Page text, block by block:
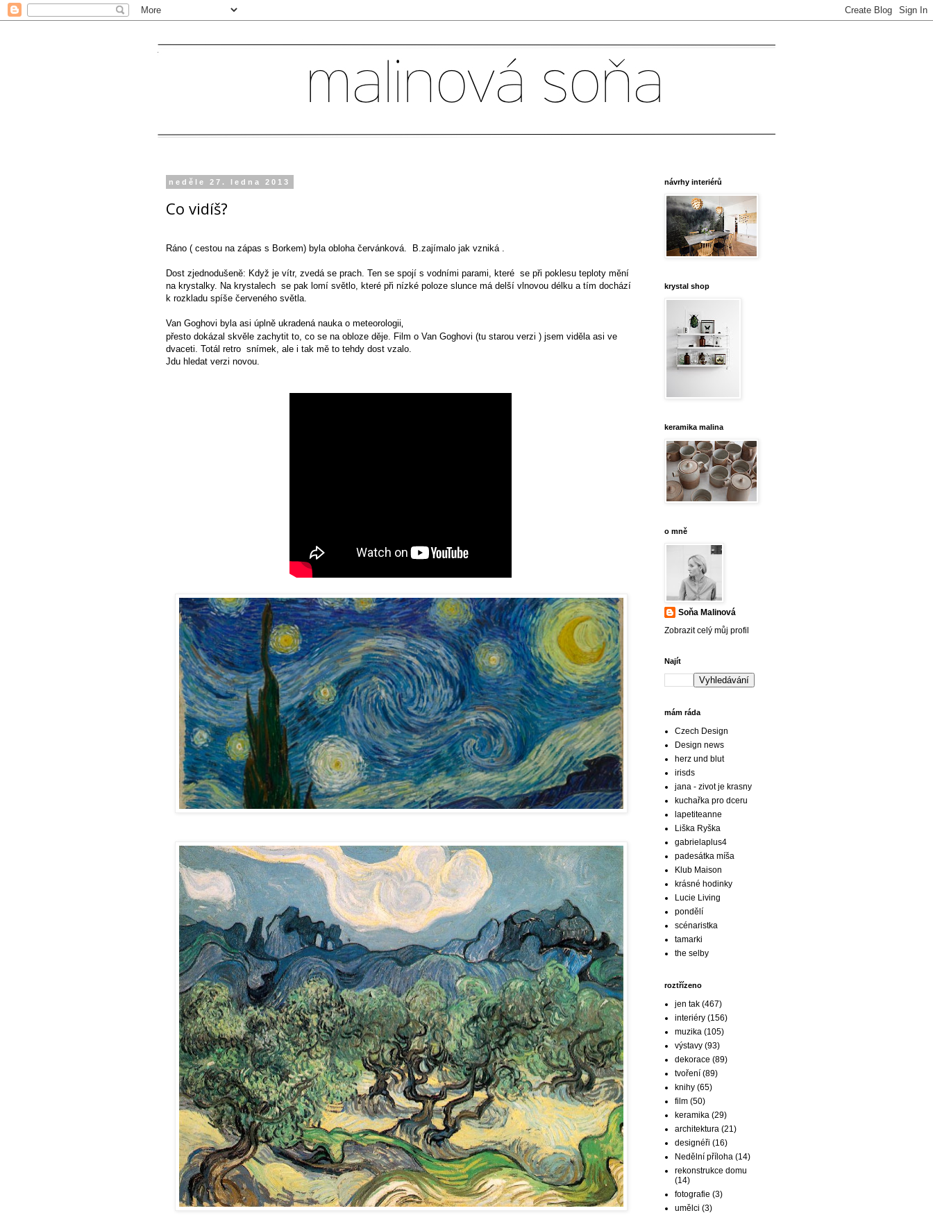
neděle 27. ledna 2013
Co vidíš?
Ráno ( cestou na zápas s Borkem) byla obloha červánková. B.zajímalo jak vzniká .
Dost zjednodušeně: Když je vítr, zvedá se prach. Ten se spojí s vodními parami, které se při poklesu teploty mění
na krystalky. Na krystalech se pak lomí světlo, které při nízké poloze slunce má delší vlnovou délku a tím dochází
k rozkladu spíše červeného světla.
Van Goghovi byla asi úplně ukradená nauka o meteorologii
přesto dokázal skvěle zachytit to, co se na obloze děje. Film o Van Goghovi (tu starou verzi ) jsem viděla asi ve
dvaceti. Totál retro snímek, ale i tak mě to tehdy dost vzalo.
Jdu hledat verzi novou
návrhy interiérů
krystal shop
keramika malina
o mně
Soňa Malinová
Zobrazit celý můj profil
Najít
mám ráda
Czech Design
Design news
herz und blut
irisds
jana - zivot je krasny
kuchařka pro dceru
lapetiteanne
Liška Ryška
gabrielaplus4
padesátka míša
Klub Maison
krásné hodinky
Lucie Living
pondělí
scénaristka
tamarki
the selby
roztřízeno
jen tak (467)
interiéry (156)
muzika (105)
výstavy (93)
dekorace (89)
tvoření (89)
knihy (65)
film (50)
keramika (29)
architektura (21)
designéři (16)
Nedělní příloha (14)
rekonstrukce domu
(14)
fotografie (3)
umělci (3)